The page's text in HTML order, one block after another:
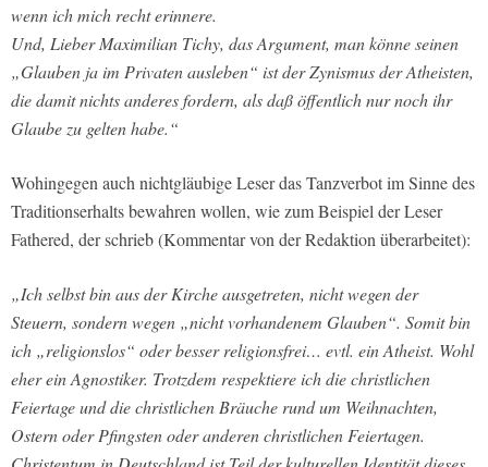
wenn ich mich recht erinnere.
Und, Lieber Maximilian Tichy, das Argument, man könne seinen
„Glauben ja im Privaten ausleben“ ist der Zynismus der Atheisten,
die damit nichts anderes fordern, als daß öffentlich nur noch ihr
Glaube zu gelten habe.“
Wohingegen auch nichtgläubige Leser das Tanzverbot im Sinne des
Traditionserhalts bewahren wollen, wie zum Beispiel der Leser
Fathered, der schrieb (Kommentar von der Redaktion überarbeitet):
„Ich selbst bin aus der Kirche ausgetreten, nicht wegen der
Steuern, sondern wegen „nicht vorhandenem Glauben“. Somit bin
ich „religionslos“ oder besser religionsfrei… evtl. ein Atheist. Wohl
eher ein Agnostiker. Trotzdem respektiere ich die christlichen
Feiertage und die christlichen Bräuche rund um Weihnachten,
Ostern oder Pfingsten oder anderen christlichen Feiertagen.